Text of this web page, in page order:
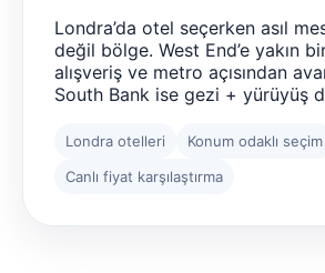
Londra’da otel seçerken asıl
değil bölge. West End’e yakın
alışveriş ve metro açısından
South Bank ise gezi + yürüyüş
Londra otelleri
Konum odaklı seçim
Canlı fiyat karşılaştırma